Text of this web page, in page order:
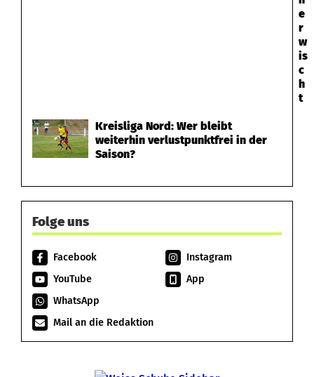
e
r
w
is
c
h
t
Kreisliga Nord: Wer bleibt
weiterhin verlustpunktfrei in der
Saison?
Folge uns
Facebook
Instagram
YouTube
App
WhatsApp
Mail an die Redaktion